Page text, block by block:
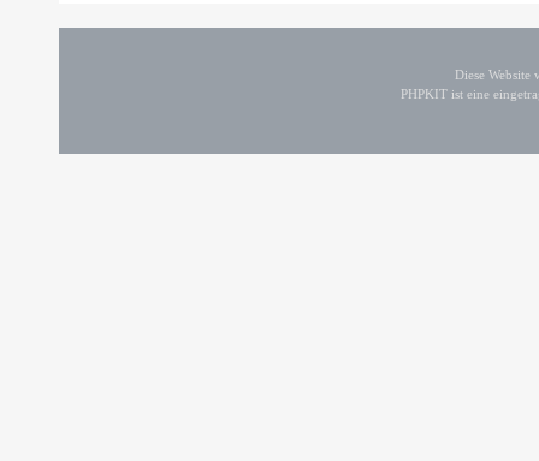
Diese
PHPKIT ist eine